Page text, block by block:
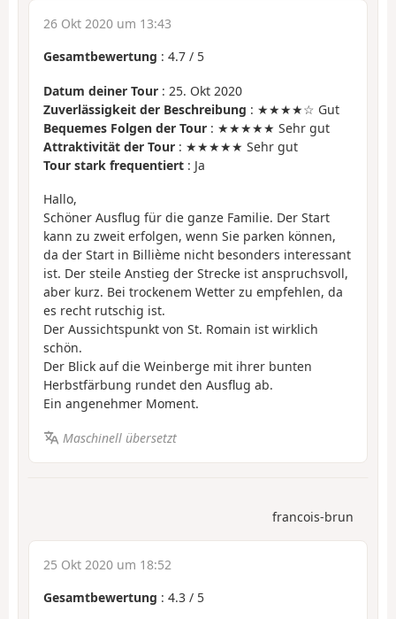
26 Okt 2020 um 13:43
Gesamtbewertung : 4.7 / 5
Datum deiner Tour : 25. Okt 2020
Zuverlässigkeit der Beschreibung : ★★★★☆ Gut
Bequemes Folgen der Tour : ★★★★★ Sehr gut
Attraktivität der Tour : ★★★★★ Sehr gut
Tour stark frequentiert : Ja
Hallo,
Schöner Ausflug für die ganze Familie. Der Start
kann zu zweit erfolgen, wenn Sie parken können,
da der Start in Billième nicht besonders interessant
ist. Der steile Anstieg der Strecke ist anspruchsvoll,
aber kurz. Bei trockenem Wetter zu empfehlen, da
es recht rutschig ist.
Der Aussichtspunkt von St. Romain ist wirklich
schön.
Der Blick auf die Weinberge mit ihrer bunten
Herbstfärbung rundet den Ausflug ab.
Ein angenehmer Moment.
Maschinell übersetzt
francois-brun
25 Okt 2020 um 18:52
Gesamtbewertung : 4.3 / 5